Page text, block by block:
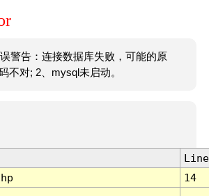
警告：连接数据库失败，可能的原
不对; 2、mysql未启动。
Line
14